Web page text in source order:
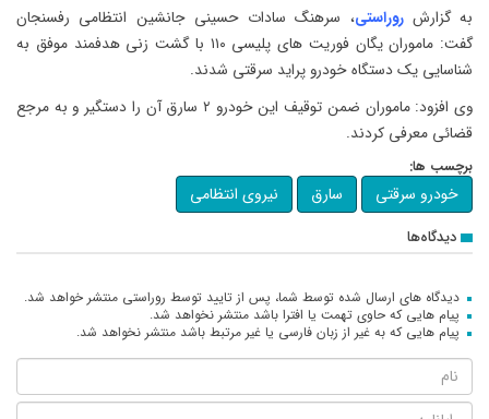
به گزارشروراستی، سرهنگ سادات حسینی جانشین انتظامی رفسنجان
گفت: ماموران یگان فوریت های پلیسی ۱۱۰ با گشت زنی هدفمند موفق به
شناسایی یک دستگاه خودرو پراید سرقتی شدند.
وی افزود: ماموران ضمن توقیف این خودرو ۲ سارق آن را دستگیر و به مرجع
قضائی معرفی کردند.
برچسب ها:
خودرو سرقتی سارق نیروی انتظامی
دیدگاه‌ها
دیدگاه های ارسال شده توسط شما، پس از تایید توسط روراستی منتشر خواهد شد.
پیام هایی که حاوی تهمت یا افترا باشد منتشر نخواهد شد.
پیام هایی که به غیر از زبان فارسی یا غیر مرتبط باشد منتشر نخواهد شد.